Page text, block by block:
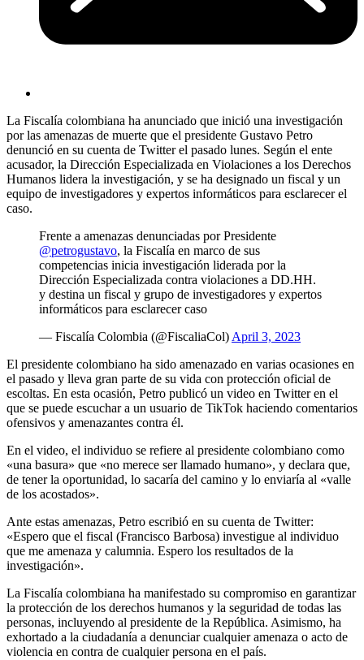
La Fiscalía colombiana ha anunciado que inició una investigación
por las amenazas de muerte que el presidente Gustavo Petro
denunció en su cuenta de Twitter el pasado lunes. Según el ente
acusador, la Dirección Especializada en Violaciones a los Derechos
Humanos lidera la investigación, y se ha designado un fiscal y un
equipo de investigadores y expertos informáticos para esclarecer el
caso.
Frente a amenazas denunciadas por Presidente
@petrogustavo, la Fiscalía en marco de sus
competencias inicia investigación liderada por la
Dirección Especializada contra violaciones a DD.HH.
y destina un fiscal y grupo de investigadores y expertos
informáticos para esclarecer caso
— Fiscalía Colombia (@FiscaliaCol) April 3, 2023
El presidente colombiano ha sido amenazado en varias ocasiones en
el pasado y lleva gran parte de su vida con protección oficial de
escoltas. En esta ocasión, Petro publicó un video en Twitter en el
que se puede escuchar a un usuario de TikTok haciendo comentarios
ofensivos y amenazantes contra él.
En el video, el individuo se refiere al presidente colombiano como
«una basura» que «no merece ser llamado humano», y declara que,
de tener la oportunidad, lo sacaría del camino y lo enviaría al «valle
de los acostados».
Ante estas amenazas, Petro escribió en su cuenta de Twitter:
«Espero que el fiscal (Francisco Barbosa) investigue al individuo
que me amenaza y calumnia. Espero los resultados de la
investigación».
La Fiscalía colombiana ha manifestado su compromiso en garantizar
la protección de los derechos humanos y la seguridad de todas las
personas, incluyendo al presidente de la República. Asimismo, ha
exhortado a la ciudadanía a denunciar cualquier amenaza o acto de
violencia en contra de cualquier persona en el país.